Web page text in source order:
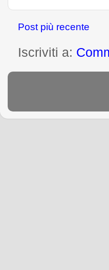
Post più recente
Iscriviti a: